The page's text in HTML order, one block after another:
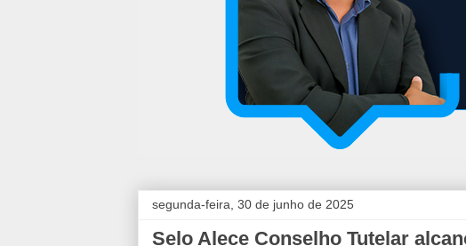
segunda-feira, 30 de junho de 2025
Selo Alece Conselho Tutelar